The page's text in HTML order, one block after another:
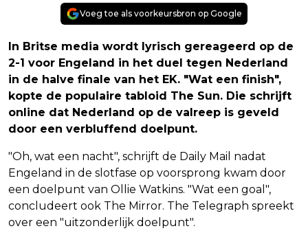
Voeg toe als voorkeursbron op Google
In Britse media wordt lyrisch gereageerd op de
2-1 voor Engeland in het duel tegen Nederland
in de halve finale van het EK. "Wat een finish",
kopte de populaire tabloid The Sun. Die schrijft
online dat Nederland op de valreep is geveld
door een verbluffend doelpunt.
"Oh, wat een nacht", schrijft de Daily Mail nadat
Engeland in de slotfase op voorsprong kwam door
een doelpunt van Ollie Watkins. "Wat een goal",
concludeert ook The Mirror. The Telegraph spreekt
over een "uitzonderlijk doelpunt".